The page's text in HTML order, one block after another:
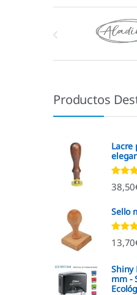
Marcas De Carrusel
Productos
Lacre
4.92de
38,50
Sello
4.96de
13,70
Shiny
mm -